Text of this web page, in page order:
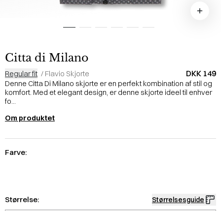
Citta di Milano
Regular fit / Flavio Skjorte DKK 149
Denne Citta Di Milano skjorte er en perfekt kombination af stil og
komfort. Med et elegant design, er denne skjorte ideel til enhver
fo...
Om produktet
Farve:
Størrelse: Størrelsesguide